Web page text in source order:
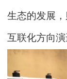
生态的发展
互联化方向演